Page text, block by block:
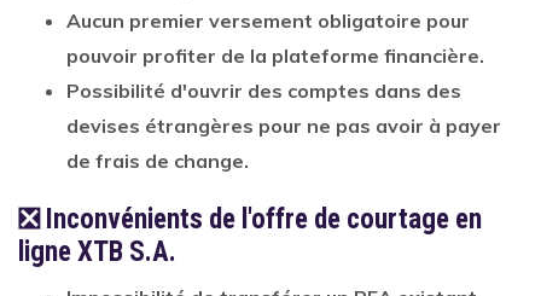
Aucun premier versement obligatoire pour
pouvoir profiter de la plateforme financière.
Possibilité d'ouvrir des comptes dans des
devises étrangères pour ne pas avoir à payer
de frais de change.
❎ Inconvénients de l'offre de courtage en
ligne XTB S.A.